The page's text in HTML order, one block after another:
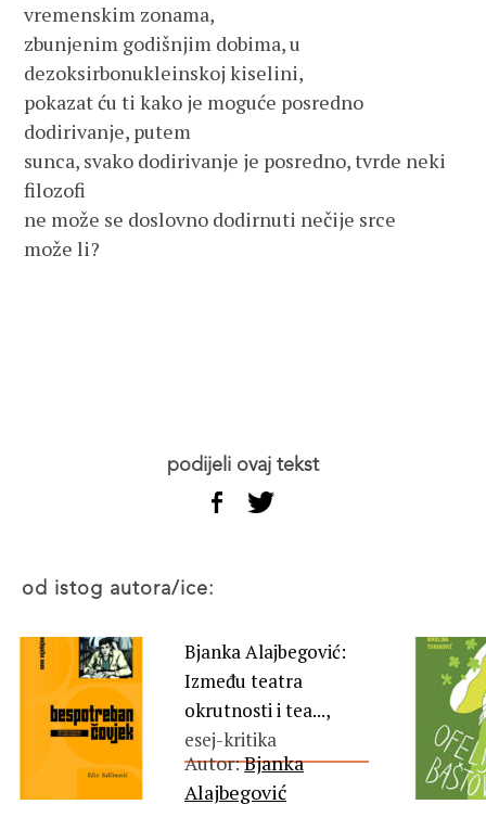
vremenskim zonama,
zbunjenim godišnjim dobima, u
dezoksirbonukleinskoj kiselini,
pokazat ću ti kako je moguće posredno
dodirivanje, putem
sunca, svako dodirivanje je posredno, tvrde neki
filozofi
ne može se doslovno dodirnuti nečije srce
može li?
podijeli ovaj tekst
od istog autora/ice:
Bjanka Alajbegović:
Između teatra
okrutnosti i tea...,
esej-kritika
Autor:Bjanka
Alajbegović